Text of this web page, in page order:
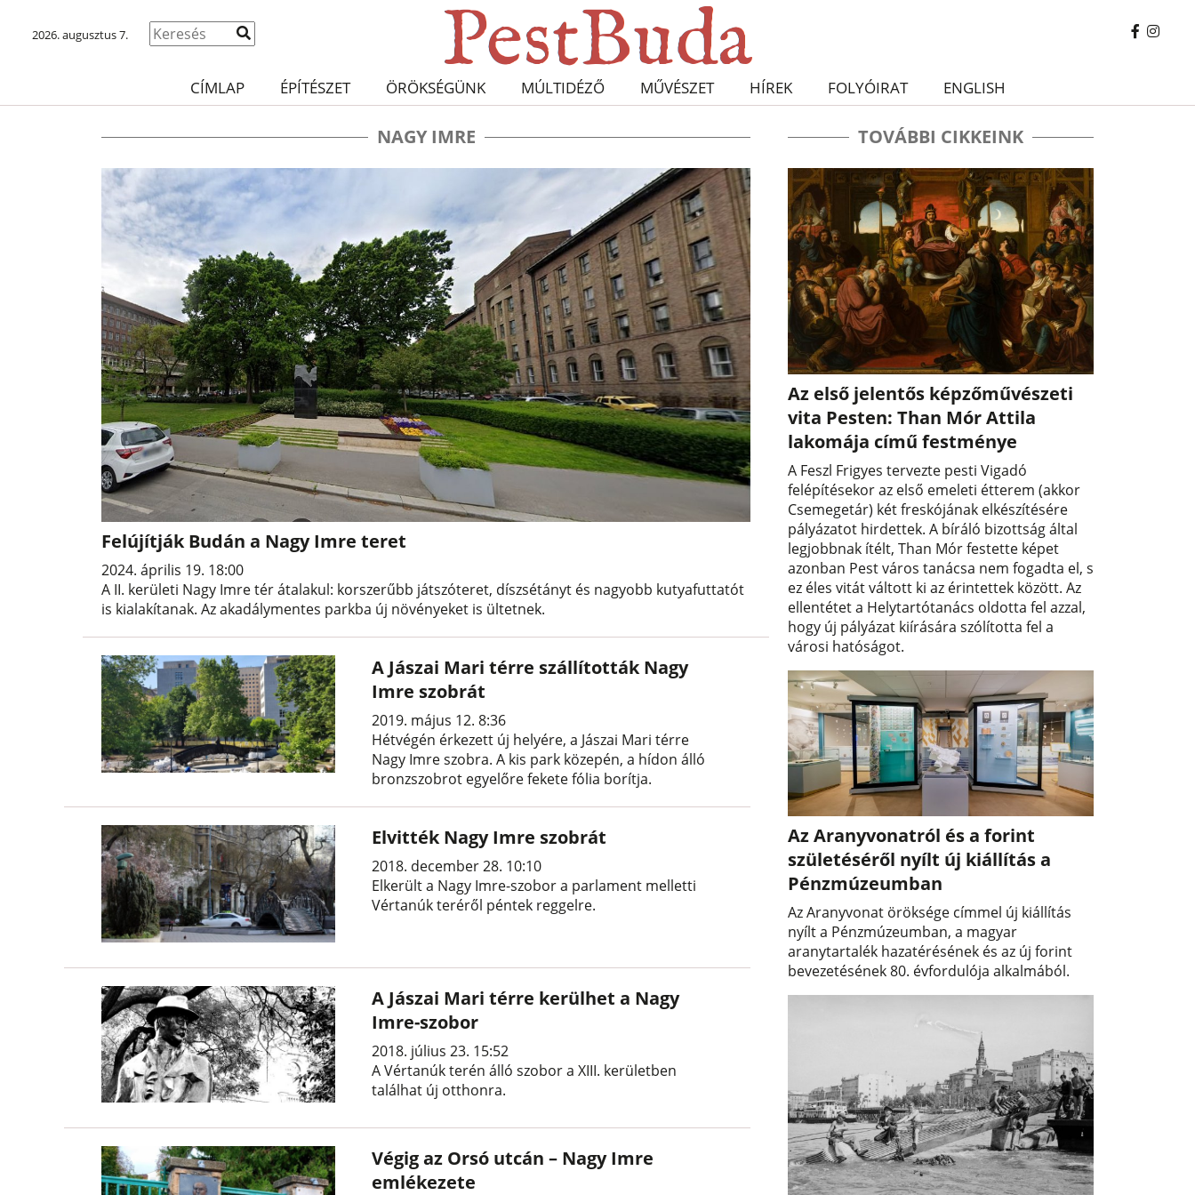
2026. augusztus 7.
CÍMLAP ÉPÍTÉSZET ÖRÖKSÉGÜNK MÚLTIDÉZŐ MŰVÉSZET HÍREK FOLYÓIRAT ENGLISH
NAGY IMRE
Felújítják Budán a Nagy Imre teret
2024. április 19. 18:00
A II. kerületi Nagy Imre tér átalakul: korszerűbb játszóteret, díszsétányt és nagyobb kutyafuttatót
is kialakítanak. Az akadálymentes parkba új növényeket is ültetnek.
A Jászai Mari térre szállították Nagy
Imre szobrát
2019. május 12. 8:36
Hétvégén érkezett új helyére, a Jászai Mari térre
Nagy Imre szobra. A kis park közepén, a hídon álló
bronzszobrot egyelőre fekete fólia borítja.
Elvitték Nagy Imre szobrát
2018. december 28. 10:10
Elkerült a Nagy Imre-szobor a parlament melletti
Vértanúk teréről péntek reggelre.
A Jászai Mari térre kerülhet a Nagy
Imre-szobor
2018. július 23. 15:52
A Vértanúk terén álló szobor a XIII. kerületben
találhat új otthonra.
Végig az Orsó utcán – Nagy Imre
emlékezete
TOVÁBBI CIKKEINK
Az első jelentős képzőművészeti
vita Pesten: Than Mór Attila
lakomája című festménye
A Feszl Frigyes tervezte pesti Vigadó
felépítésekor az első emeleti étterem (akkor
Csemegetár) két freskójának elkészítésére
pályázatot hirdettek. A bíráló bizottság által
legjobbnak ítélt, Than Mór festette képet
azonban Pest város tanácsa nem fogadta el, s
ez éles vitát váltott ki az érintettek között. Az
ellentétet a Helytartótanács oldotta fel azzal,
hogy új pályázat kiírására szólította fel a
városi hatóságot.
Az Aranyvonatról és a forint
születéséről nyílt új kiállítás a
Pénzmúzeumban
Az Aranyvonat öröksége címmel új kiállítás
nyílt a Pénzmúzeumban, a magyar
aranytartalék hazatérésének és az új forint
bevezetésének 80. évfordulója alkalmából.